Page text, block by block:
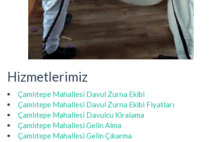
Hizmetlerimiz
Çamlıtepe Mahallesi Davul Zurna Ekibi
Çamlıtepe Mahallesi Davul Zurna Ekibi Fiyatları
Çamlıtepe Mahallesi Davulcu Kiralama
Çamlıtepe Mahallesi Gelin Alma
Çamlıtepe Mahallesi Gelin Çıkarma